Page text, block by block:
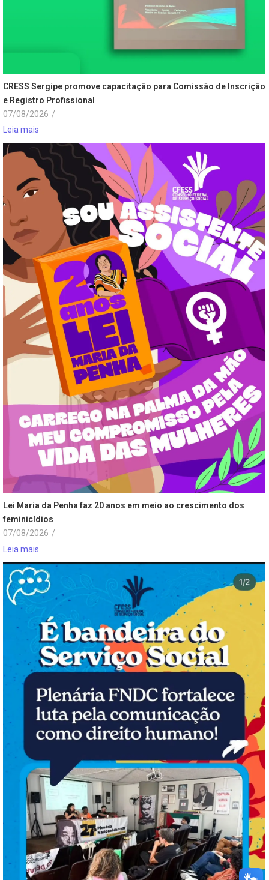
CRESS Sergipe promove capacitação para Comissão de Inscrição
e Registro Profissional
07/08/2026 /
Leia mais
Lei Maria da Penha faz 20 anos em meio ao crescimento dos
feminicídios
07/08/2026 /
Leia mais